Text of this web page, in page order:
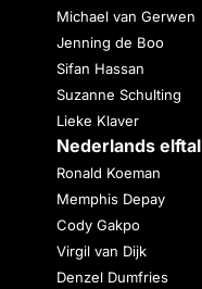
Michael van Gerwen
Jenning de Boo
Sifan Hassan
Suzanne Schulting
Lieke Klaver
Nederlands elftal
Ronald Koeman
Memphis Depay
Cody Gakpo
Virgil van Dijk
Denzel Dumfries